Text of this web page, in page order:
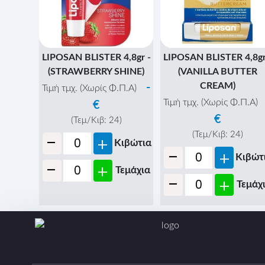
LIPOSAN BLISTER 4,8gr -
(STRAWBERRY SHINE)
Τιμή τμχ. (Χωρίς Φ.Π.Α)
-
€
(Τεμ/Κιβ: 24)
- + Κιβώτια
- + Τεμάχια
LIPOSAN BLISTER
(VANILLA BUTTER
CREAM)
Τιμή τμχ. (Χωρίς Φ.Π.Α)
€
(Τεμ/Κιβ: 24)
- +
- +